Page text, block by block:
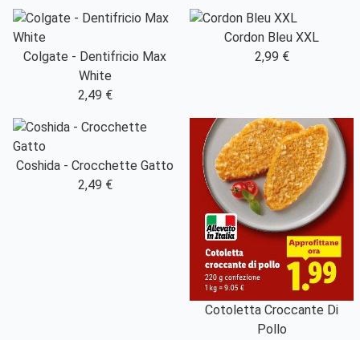
Colgate - Dentifricio Max
White
2,49 €
Cordon Bleu XXL
2,99 €
Coshida - Crocchette Gatto
2,49 €
Cotoletta Croccante Di
Pollo